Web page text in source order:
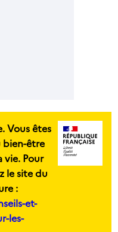
Vous êtes
bien-être
Pour
le site du
:
et-
les-